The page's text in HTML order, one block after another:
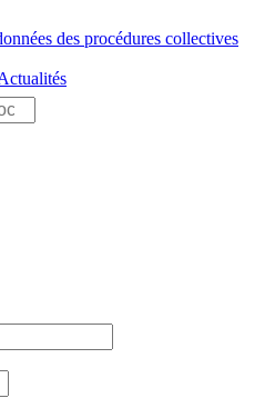
des procédures collectives